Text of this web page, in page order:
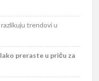
trendovi u
preraste u priču za